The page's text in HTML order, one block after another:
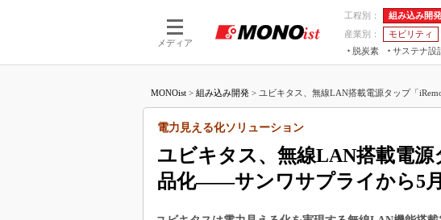
メディア
工程別： 組み込み開発
産業別：
モビリティ
脱炭素
サステナ設
つながる工場AI×設備保全
MONOist > 組み込み開発 > ユビキタス、無線LAN搭載電源タップ「
ユビキタス、無線LAN搭載電源
品化――サンワサプライから5
電力見える化ソリューション